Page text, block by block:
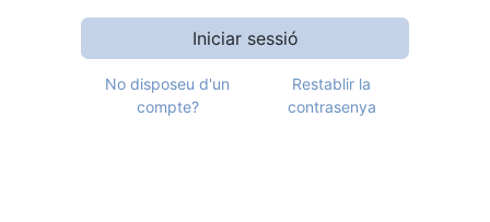
Iniciar sessió
No disposeu d'un
compte?
Restablir la
contrasenya